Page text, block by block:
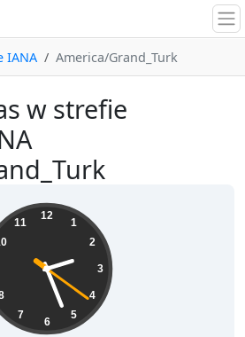
IANA America/Grand_Turk
w strefie
12
1
2
3
4
5
6
7
11